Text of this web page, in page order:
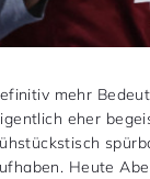
mehr
eher
Heute